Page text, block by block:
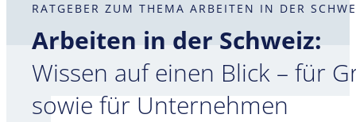
RATGEBER ZUM THEMA ARBEITEN IN DER
Arbeiten in der Schweiz:
Wissen auf einen Blick – für
sowie für Unternehmen